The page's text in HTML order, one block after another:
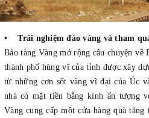
• Trải nghiệm đào vàng và tham
Bảo tàng Vàng mở rộng câu chuyện
thành phố hùng vĩ của tỉnh được xây
từ những cơn sốt vàng vĩ đại của Úc
nhà có mặt tiền bằng kính ấn tượng
Vàng cung cấp một cửa hàng quà